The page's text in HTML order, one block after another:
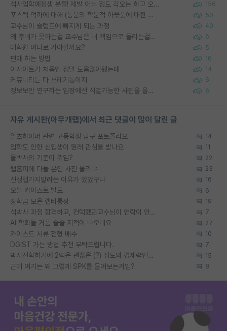
석사입학예정생 분들! 제발 어느 정도 각오는 하고 오세요. 156
포스텍 억까에 대해 (동문의 학문적 아웃풋에 대한 반박) 50
교수님이 슬럼프에 빠지게 되는 과정 40
왜 후배가 못하는걸 교수님은 내 책임으로 돌리는걸까요? 6
대학원 어디로 가야할까요? 5
편애 하는 방법 16
이사이트가 처음엔 정말 도움많이됐는데 14
커뮤니티는 다 쓰레기통이지 6
정보보안 연구하는 입장에선 식별가능한 사진을 올리는건 비추이긴함 6
자유 게시판(아무개랩)에서 최근 댓글이 많이 달린 글
알츠하이머 관련 고등학생 탐구 포트폴리오 14
입학도 안한 신입생이 원래 관심을 받나요 11
물박사의 기준이 뭐임? 22
랩홈피에 다들 본인 사진 올리냐 23
신생랩가지말라는 이유가 있었구나 16
오늘 카이스트 발표 6
장학금 모은 랩비통장 19
석박사 과정 합격하고, 컨택했던교수님이 연락이 안됩니다... 7
AI 학회들 거품 슬슬 지적이 나오네요 27
카이스트 서류 전형 배수 10
DGIST 가는 방법 추천 부탁드립니다. 7
박사진학하기에 2억은 괜찮은 (?) 정도의 경제력인가요 15
근데 여기는 왜 그렇게 SPK를 물어보는거임? 8